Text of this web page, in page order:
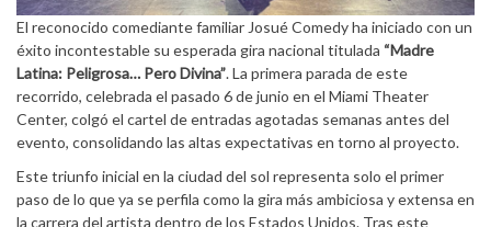
El reconocido comediante familiar Josué Comedy ha iniciado con un
éxito incontestable su esperada gira nacional titulada “Madre
Latina: Peligrosa… Pero Divina”. La primera parada de este
recorrido, celebrada el pasado 6 de junio en el Miami Theater
Center, colgó el cartel de entradas agotadas semanas antes del
evento, consolidando las altas expectativas en torno al proyecto.
Este triunfo inicial en la ciudad del sol representa solo el primer
paso de lo que ya se perfila como la gira más ambiciosa y extensa en
la carrera del artista dentro de los Estados Unidos. Tras este